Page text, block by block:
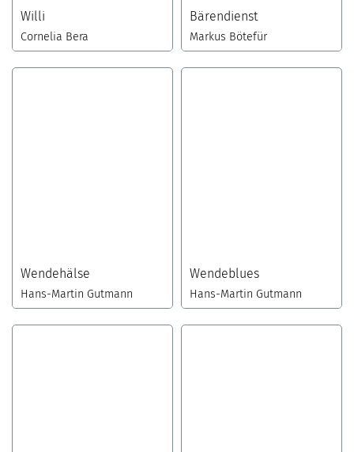
Willi
Cornelia Bera
Bärendienst
Markus Bötefür
Wendehälse
Hans-Martin Gutmann
Wendeblues
Hans-Martin Gutmann